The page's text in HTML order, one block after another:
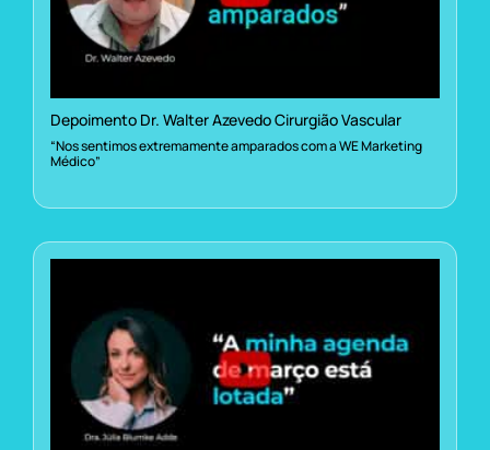
Depoimento Dr. Walter Azevedo Cirurgião Vascular
“Nos sentimos extremamente amparados com a WE Marketing
Médico”